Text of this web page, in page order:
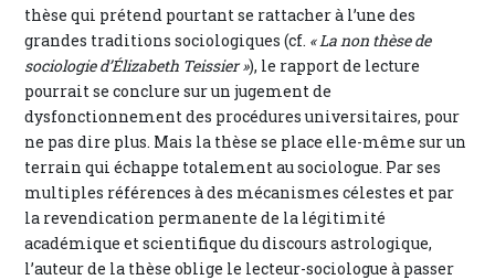
thèse qui prétend pourtant se rattacher à l’une des
grandes traditions sociologiques (cf. « La non thèse de
sociologie d’Élizabeth Teissier »), le rapport de lecture
pourrait se conclure sur un jugement de
dysfonctionnement des procédures universitaires, pour
ne pas dire plus. Mais la thèse se place elle-même sur un
terrain qui échappe totalement au sociologue. Par ses
multiples références à des mécanismes célestes et par
la revendication permanente de la légitimité
académique et scientifique du discours astrologique,
l’auteur de la thèse oblige le lecteur-sociologue à passer